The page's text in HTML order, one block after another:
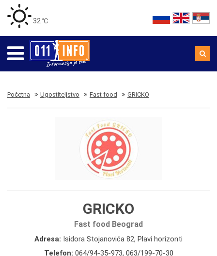
32 ℃
Početna Ugostiteljstvo Fast food GRICKO
GRICKO
Fast food Beograd
Adresa: Isidora Stojanovića 82, Plavi horizonti
Telefon: 064/94-35-973, 063/199-70-30